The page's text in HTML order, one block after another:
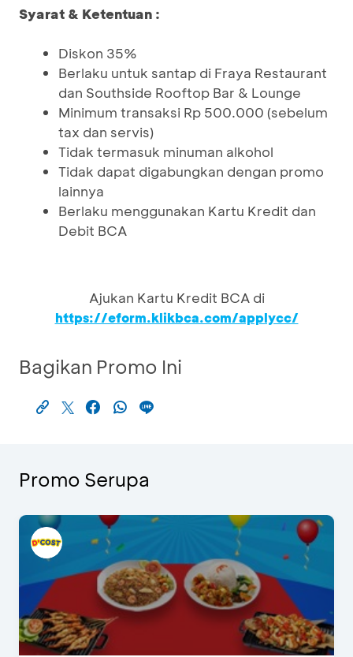
Syarat & Ketentuan :
Diskon 35%
Berlaku untuk santap di Fraya Restaurant
dan Southside Rooftop Bar & Lounge
Minimum transaksi Rp 500.000 (sebelum
tax dan servis)
Tidak termasuk minuman alkohol
Tidak dapat digabungkan dengan promo
lainnya
Berlaku menggunakan Kartu Kredit dan
Debit BCA
Ajukan Kartu Kredit BCA di
https://eform.klikbca.com/applycc/
Bagikan Promo Ini
Promo Serupa